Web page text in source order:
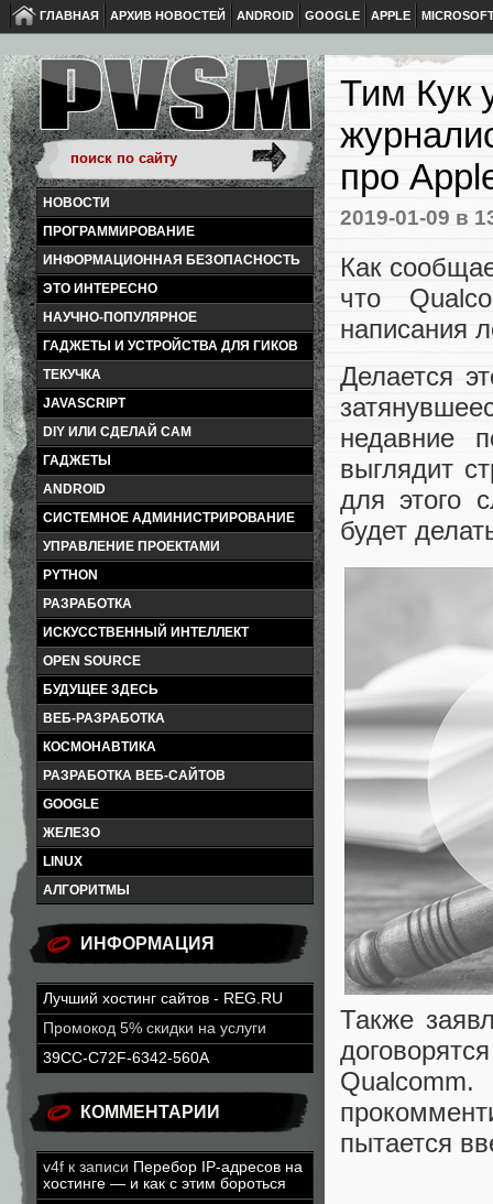
ГЛАВНАЯ АРХИВ НОВОСТЕЙ ANDROID GOOGLE APPLE
НОВОСТИ
ПРОГРАММИРОВАНИЕ
ИНФОРМАЦИОННАЯ БЕЗОПАСНОСТЬ
ЭТО ИНТЕРЕСНО
НАУЧНО-ПОПУЛЯРНОЕ
ГАДЖЕТЫ И УСТРОЙСТВА ДЛЯ ГИКОВ
ТЕКУЧКА
JAVASCRIPT
DIY ИЛИ СДЕЛАЙ САМ
ГАДЖЕТЫ
ANDROID
СИСТЕМНОЕ АДМИНИСТРИРОВАНИЕ
УПРАВЛЕНИЕ ПРОЕКТАМИ
PYTHON
РАЗРАБОТКА
ИСКУССТВЕННЫЙ ИНТЕЛЛЕКТ
OPEN SOURCE
БУДУЩЕЕ ЗДЕСЬ
ВЕБ-РАЗРАБОТКА
КОСМОНАВТИКА
РАЗРАБОТКА ВЕБ-САЙТОВ
GOOGLE
ЖЕЛЕЗО
LINUX
АЛГОРИТМЫ
ИНФОРМАЦИЯ
Лучший хостинг сайтов - REG.RU
Промокод 5% скидки на услуги
39CC-C72F-6342-560A
КОММЕНТАРИИ
v4f к записи Перебор IP-адресов на
хостинге — и как с этим бороться
Тим Кук
про
2019-01-09 в
Как
что
написания
Делается
недавние
выглядит
для этого
будет
Также
пытается